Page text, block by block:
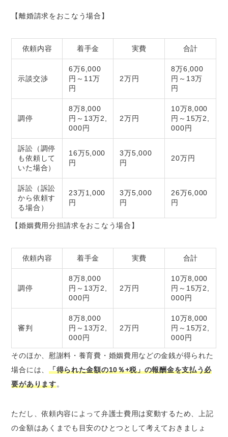
【離婚請求をおこなう場合】
依頼内容 着手金 実費 合計
示談交渉
6万6,000
円～11万
円
2万円
8万6,000
円～13万
円
調停
8万8,000
円～13万2,
000円
2万円
10万8,000
円～15万2,
000円
訴訟（調停
も依頼して
いた場合）
16万5,000
円
3万5,000
円
20万円
訴訟（訴訟
から依頼す
る場合）
23万1,000
円
3万5,000
円
26万6,000
円
【婚姻費用分担請求をおこなう場合】
依頼内容 着手金 実費 合計
調停
8万8,000
円～13万2,
000円
2万円
10万8,000
円～15万2,
000円
審判
8万8,000
円～13万2,
000円
2万円
10万8,000
円～15万2,
000円
そのほか、慰謝料・養育費・婚姻費用などの金銭が得られた
場合には、 「得られた金額の10％+税」の報酬金を支払う必
要があります。
ただし、依頼内容によって弁護士費用は変動するため、上記
の金額はあくまでも目安のひとつとして考えておきましょ